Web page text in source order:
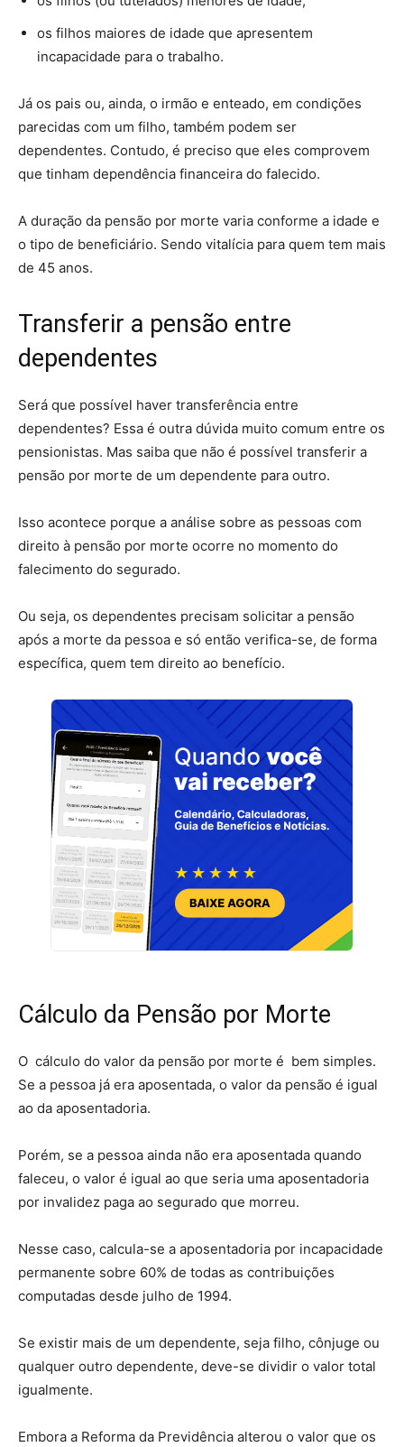
os filhos maiores de idade que apresentem
incapacidade para o trabalho.
Já os pais ou, ainda, o irmão e enteado, em condições
parecidas com um filho, também podem ser
dependentes. Contudo, é preciso que eles comprovem
que tinham dependência financeira do falecido.
A duração da pensão por morte varia conforme a idade e
o tipo de beneficiário. Sendo vitalícia para quem tem mais
de 45 anos.
Transferir a pensão entre
dependentes
Será que possível haver transferência entre
dependentes? Essa é outra dúvida muito comum entre os
pensionistas. Mas saiba que não é possível transferir a
pensão por morte de um dependente para outro.
Isso acontece porque a análise sobre as pessoas com
direito à pensão por morte ocorre no momento do
falecimento do segurado.
Ou seja, os dependentes precisam solicitar a pensão
após a morte da pessoa e só então verifica-se, de forma
específica, quem tem direito ao benefício.
Cálculo da Pensão por Morte
O cálculo do valor da pensão por morte é bem simples.
Se a pessoa já era aposentada, o valor da pensão é igual
ao da aposentadoria.
Porém, se a pessoa ainda não era aposentada quando
faleceu, o valor é igual ao que seria uma aposentadoria
por invalidez paga ao segurado que morreu.
Nesse caso, calcula-se a aposentadoria por incapacidade
permanente sobre 60% de todas as contribuições
computadas desde julho de 1994.
Se existir mais de um dependente, seja filho, cônjuge ou
qualquer outro dependente, deve-se dividir o valor total
igualmente.
Embora a Reforma da Previdência alterou o valor que os